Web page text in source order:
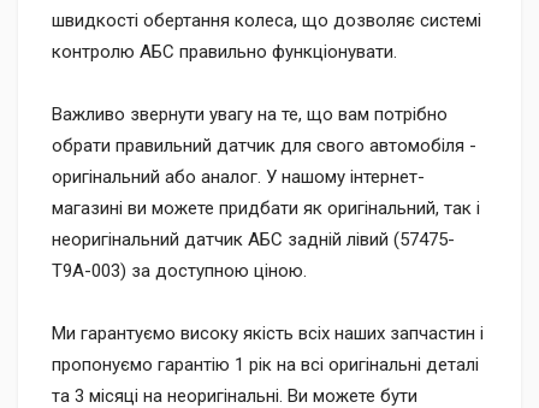
швидкості обертання колеса, що дозволяє системі
контролю АБС правильно функціонувати.
Важливо звернути увагу на те, що вам потрібно
обрати правильний датчик для свого автомобіля -
оригінальний або аналог. У нашому інтернет-
магазині ви можете придбати як оригінальний, так і
неоригінальний датчик АБС задній лівий (57475-
T9A-003) за доступною ціною.
Ми гарантуємо високу якість всіх наших запчастин і
пропонуємо гарантію 1 рік на всі оригінальні деталі
та 3 місяці на неоригінальні. Ви можете бути